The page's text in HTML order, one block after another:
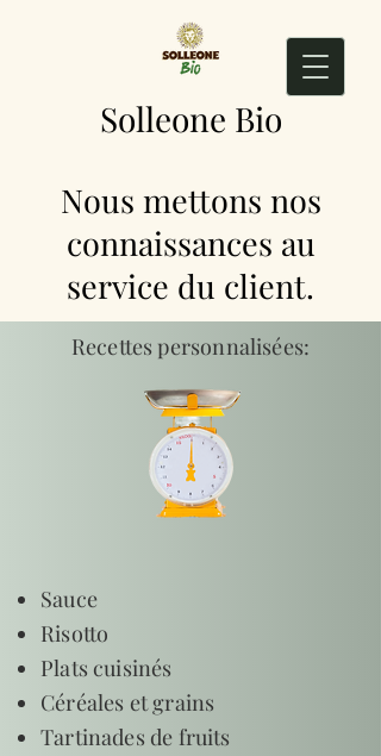
Solleone Bio
Nous mettons nos
connaissances au
service du client.
Recettes personnalisées:
Sauce
Risotto
Plats cuisinés
Céréales et grains
Tartinades de fruits